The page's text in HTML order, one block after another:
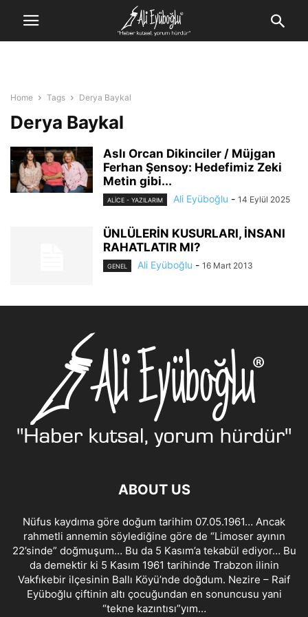
Home Tags Derya Baykal
Derya Baykal
Aslı Orcan Dikinciler / Müjgan
Ferhan Şensoy: Hedefimiz Zeki
Metin gibi...
ALİCE - YAZILARIM Ali Eyüboğlu - 14 Eylül 2025
ÜNLÜLERİN KUSURLARI, İNSANI
RAHATLATIR MI?
GENEL Ali Eyüboğlu - 16 Mart 2013
ABOUT US
Nüfus kaydıma göre doğum tarihim 07.05.1961… Ancak
rahmetli annemin söylediğine göre de “Limoser ayının
22’sinde” doğmuşum… Bu da 5 Kasım’a tekabül ediyor… Bu
da demektir ki 5 Kasım 1961 tarihinde Trabzon ilinin
Vakfıkebir ilçesinin Ballı Köyü’nde doğdum. Nezire – Raif
Eyüboğlu çiftinin altı çocuğundan en sonuncusu yani
“tekne kazıntısı”yım…